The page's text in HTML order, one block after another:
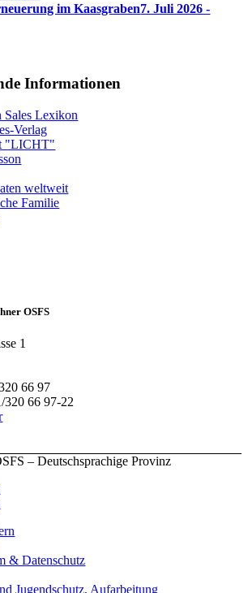
im Kaasgraben7. Juli 2026 -
Informationen
Sales Lexikon
Verlag
"LICHT"
weltweit
Familie
OSFS
1
66 97
66 97-22
– Deutschsprachige Provinz
& Datenschutz
Jugendschutz, Aufarbeitung